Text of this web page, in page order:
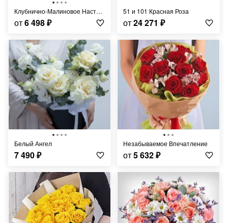
Клубнично-Малиновое Настроение
от6 498₽
51 и 101 Красная Роза
от24 271 ₽
Белый Ангел
7 490₽
Незабываемое Впечатление
от5 632₽